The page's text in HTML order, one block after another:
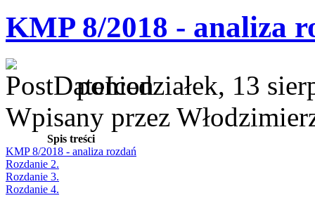
KMP 8/2018 - analiza
poniedziałek, 13
Wpisany przez
Spis treści
KMP 8/2018 - analiza rozdań
Rozdanie 2.
Rozdanie 3.
Rozdanie 4.